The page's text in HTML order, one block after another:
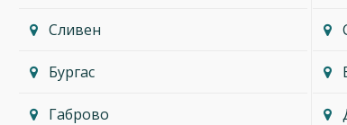
Сливен
Бургас
Габрово